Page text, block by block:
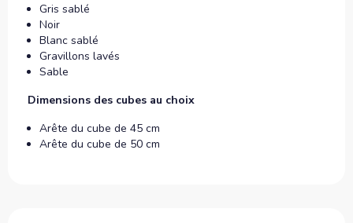
Gris sablé
Noir
Blanc sablé
Gravillons lavés
Sable
Dimensions des cubes au choix
Arête du cube de 45 cm
Arête du cube de 50 cm